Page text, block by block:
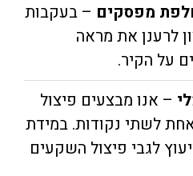
מפסקים – בעקבות
לרענן את מראה
על הקיר.
– אנו מבצעים פיצול
לשתי נקודות. במידת
לגבי פיצול השקעים